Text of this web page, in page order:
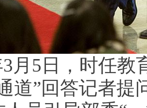
3月5日，时任
道”回答记者提